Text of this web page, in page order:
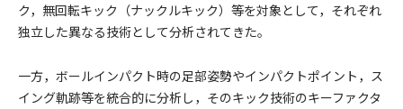
ク，無回転キック（ナックルキック）等を対象として，それぞれ
独立した異なる技術として分析されてきた。
一方，ボールインパクト時の足部姿勢やインパクトポイント，ス
イング軌跡等を統合的に分析し，そのキック技術のキーファクタ